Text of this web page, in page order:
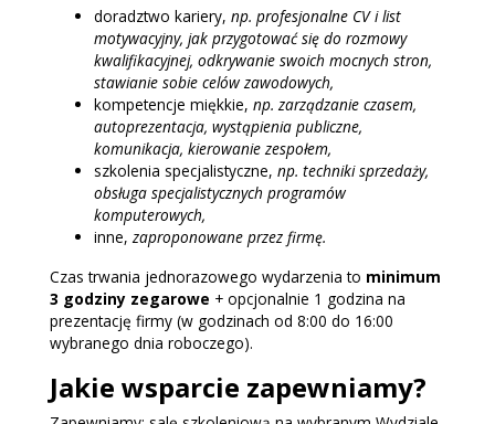
doradztwo kariery, np. profesjonalne CV i list
motywacyjny, jak przygotować się do rozmowy
kwalifikacyjnej, odkrywanie swoich mocnych stron,
stawianie sobie celów zawodowych,
kompetencje miękkie, np. zarządzanie czasem,
autoprezentacja, wystąpienia publiczne,
komunikacja, kierowanie zespołem,
szkolenia specjalistyczne, np. techniki sprzedaży,
obsługa specjalistycznych programów
komputerowych,
inne, zaproponowane przez firmę.
Czas trwania jednorazowego wydarzenia to minimum
3 godziny zegarowe + opcjonalnie 1 godzina na
prezentację firmy (w godzinach od 8:00 do 16:00
wybranego dnia roboczego).
Jakie wsparcie zapewniamy?